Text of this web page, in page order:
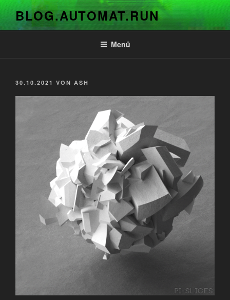
Zum
Inhalt
springen
BLOG.AUTOMAT.RUN
Menü
VERÖFFENTLICHT
30.10.2021 VON ASH